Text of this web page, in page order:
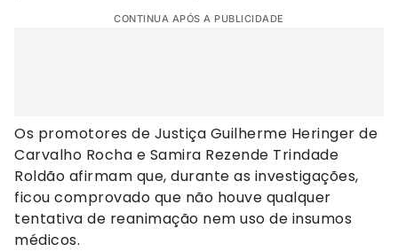
CONTINUA APÓS A PUBLICIDADE
Os promotores de Justiça Guilherme Heringer de
Carvalho Rocha e Samira Rezende Trindade
Roldão afirmam que, durante as investigações,
ficou comprovado que não houve qualquer
tentativa de reanimação nem uso de insumos
médicos.